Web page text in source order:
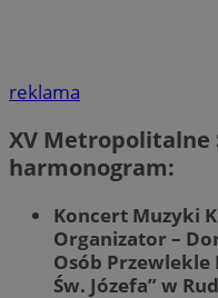
reklama
XV Metropolitalne
harmonogram:
Koncert Muzyki
Organizator –
Osób Przewlekle
Św. Józefa” w